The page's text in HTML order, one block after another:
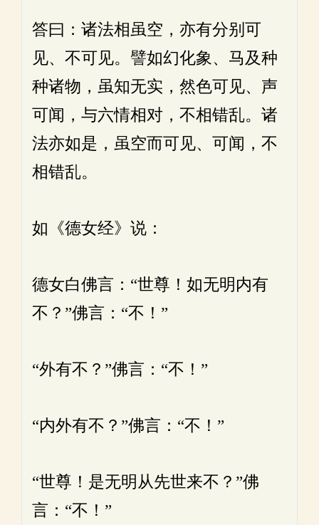
答曰：诸法相虽空，亦有分别可
见、不可见。譬如幻化象、马及种
种诸物，虽知无实，然色可见、声
可闻，与六情相对，不相错乱。诸
法亦如是，虽空而可见、可闻，不
相错乱。
如《德女经》说：
德女白佛言：“世尊！如无明内有
不？”佛言：“不！”
“外有不？”佛言：“不！”
“内外有不？”佛言：“不！”
“世尊！是无明从先世来不？”佛
言：“不！”